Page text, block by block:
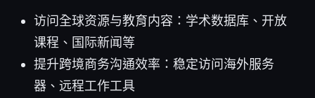
访问全球资源与教育内容：学术数据库、开放
课程、国际新闻等
提升跨境商务沟通效率：稳定访问海外服务
器、远程工作工具